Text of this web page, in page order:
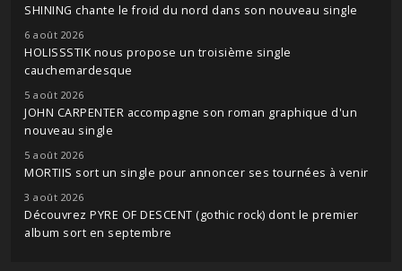
SHINING chante le froid du nord dans son nouveau single
6 août 2026
HOLISSSTIK nous propose un troisième single
cauchemardesque
5 août 2026
JOHN CARPENTER accompagne son roman graphique d'un
nouveau single
5 août 2026
MORTIIS sort un single pour annoncer ses tournées à venir
3 août 2026
Découvrez PYRE OF DESCENT (gothic rock) dont le premier
album sort en septembre